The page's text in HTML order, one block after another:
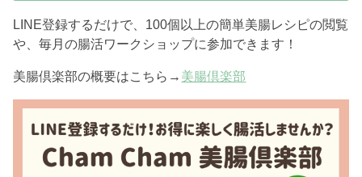
LINE登録するだけで、100個以上の簡単美腸レシピの閲覧
や、毎月の腸活ワークショップに参加できます！
美腸倶楽部の概要はこちら→ 美腸倶楽部